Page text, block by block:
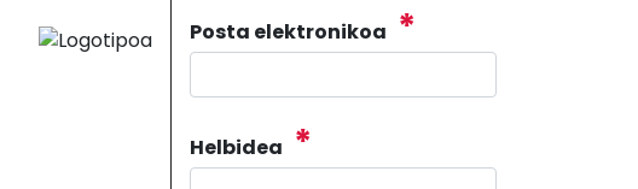
Posta elektronikoa *
Helbidea *